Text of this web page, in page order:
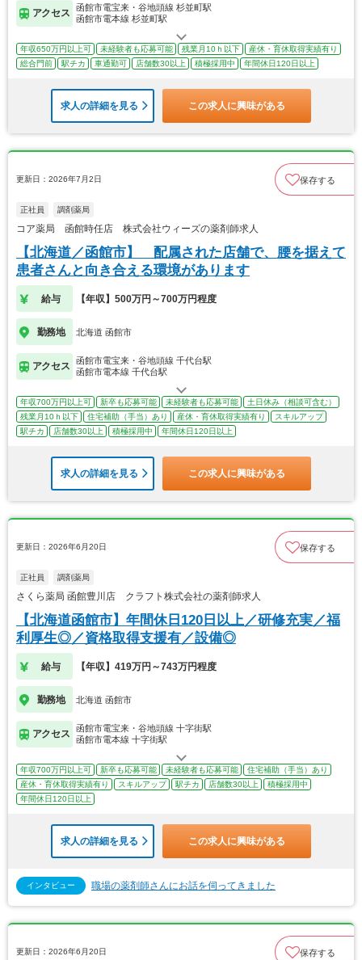
アクセス
函館市電宝来・谷地頭線 杉並町駅
函館市電本線 杉並町駅
年収650万円以上可 未経験者も応募可能 残業月10ｈ以下
産休・育休取得実績有り
総合門前
駅チカ 車通勤可 店舗数30以上 積極採用中 年間休日120日以上
求人の詳細を見る この求人に興味がある
更新日：2026年7月2日 保存する
正社員 調剤薬局
コア薬局 函館時任店 株式会社ウィーズの薬剤師求人
【北海道／函館市】 配属された店舗で、腰を据えて
患者さんと向き合える環境があります
給与 【年収】500万円～700万円程度
勤務地 北海道 函館市
アクセス
函館市電宝来・谷地頭線 千代台駅
函館市電本線 千代台駅
年収700万円以上可 新卒も応募可能 未経験者も応募可能
土日休み（相談可含む）
残業月10ｈ以下
住宅補助（手当）あり 産休・育休取得実績有り
スキルアップ
駅チカ
店舗数30以上 積極採用中 年間休日120日以上
求人の詳細を見る この求人に興味がある
更新日：2026年6月20日 保存する
正社員 調剤薬局
さくら薬局 函館豊川店 クラフト株式会社の薬剤師求人
【北海道函館市】年間休日120日以上／研修充実／福
利厚生◎／資格取得支援有／設備◎
給与 【年収】419万円～743万円程度
勤務地 北海道 函館市
アクセス
函館市電宝来・谷地頭線 十字街駅
函館市電本線 十字街駅
年収700万円以上可 新卒も応募可能 未経験者も応募可能
住宅補助（手当）あり
産休・育休取得実績有り
スキルアップ 駅チカ 店舗数30以上
積極採用中
年間休日120日以上
求人の詳細を見る この求人に興味がある
インタビュー 職場の薬剤師さんにお話を伺ってきました
更新日：2026年6月20日 保存する